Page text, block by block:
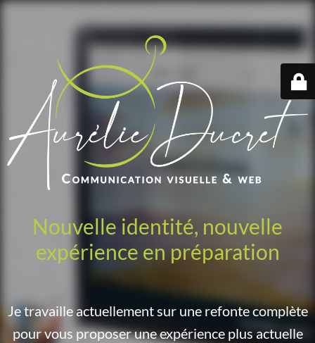
Nouvelle identité, nouvelle
expérience en préparation
Je travaille actuellement sur une refonte complète
pour vous proposer une expérience plus actuelle